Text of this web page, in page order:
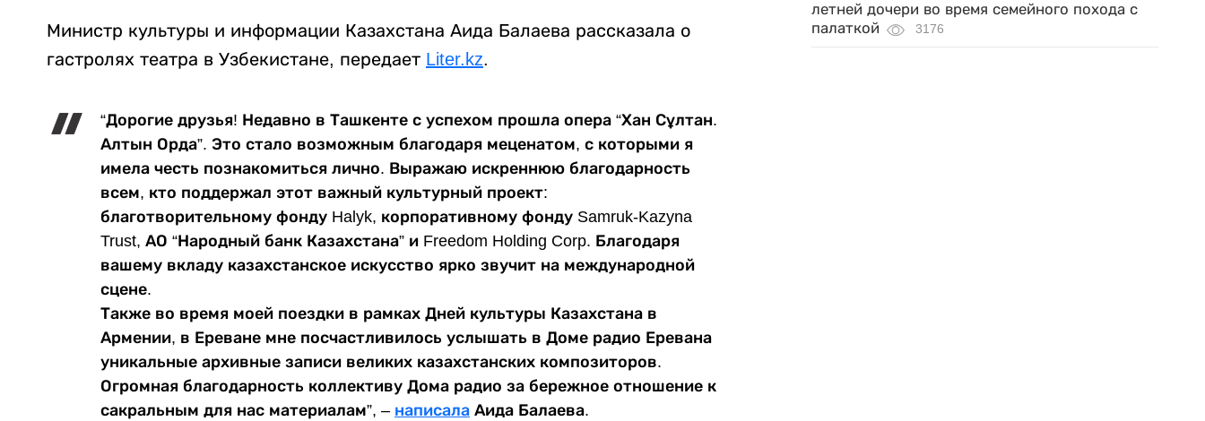
Министр культуры и информации Казахстана Аида Балаева рассказала о
гастролях театра в Узбекистане, передает Liter.kz.
“Дорогие друзья! Недавно в Ташкенте с успехом прошла опера “Хан Сұлтан.
Алтын Орда”. Это стало возможным благодаря меценатом, с которыми я
имела честь познакомиться лично. Выражаю искреннюю благодарность
всем, кто поддержал этот важный культурный проект:
благотворительному фонду Halyk, корпоративному фонду Samruk-Kazyna
Trust, АО “Народный банк Казахстана” и Freedom Holding Corp. Благодаря
вашему вкладу казахстанское искусство ярко звучит на международной
сцене.
Также во время моей поездки в рамках Дней культуры Казахстана в
Армении, в Ереване мне посчастливилось услышать в Доме радио Еревана
уникальные архивные записи великих казахстанских композиторов.
Огромная благодарность коллективу Дома радио за бережное отношение к
сакральным для нас материалам”, – написала Аида Балаева.
летней дочери во время семейного похода с
палаткой
3176